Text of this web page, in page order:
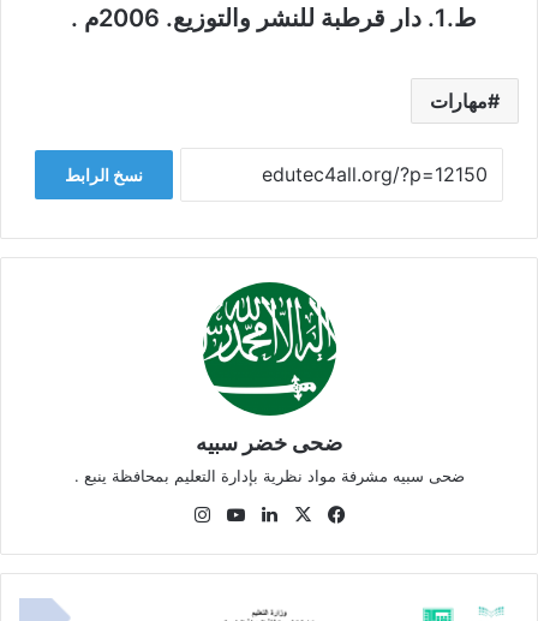
ط.1. دار قرطبة للنشر والتوزيع. 2006م .
مهارات
نسخ الرابط
ضحى خضر سبيه
ضحى سبيه مشرفة مواد نظرية بإدارة التعليم بمحافظة ينبع .
فيسبوك
‫X لينكدإن‫YouTube
تنمية